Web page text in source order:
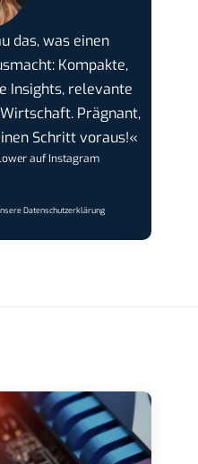
das, was einen
Kompakte,
Insights, relevante
Prägnant,
Schritt voraus!«
auf Instagram
Datenschutzerklärung